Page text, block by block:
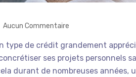
Aucun Commentaire
type de crédit grandement
ses projets personnels
durant de nombreuses années,